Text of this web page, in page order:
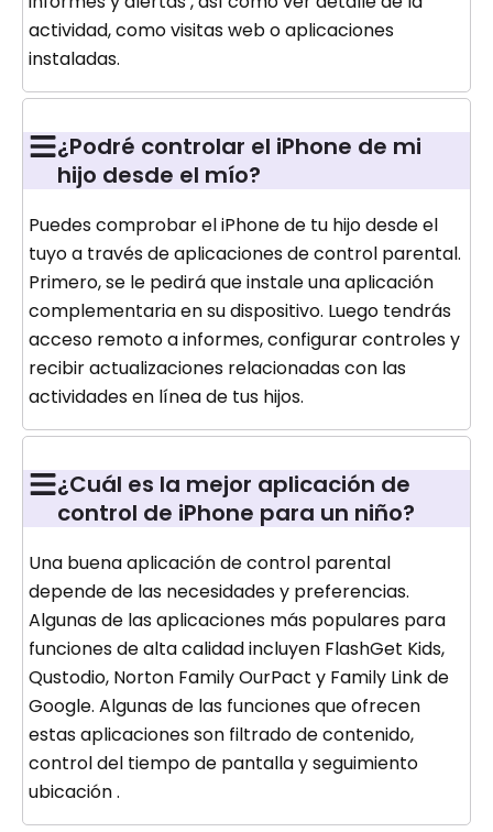
actividad, como visitas web o aplicaciones
instaladas.
¿Podré controlar el iPhone de mi
hijo desde el mío?
Puedes comprobar el iPhone de tu hijo desde el
tuyo a través de aplicaciones de control parental.
Primero, se le pedirá que instale una aplicación
complementaria en su dispositivo. Luego tendrás
acceso remoto a informes, configurar controles y
recibir actualizaciones relacionadas con las
actividades en línea de tus hijos.
¿Cuál es la mejor aplicación de
control de iPhone para un niño?
Una buena aplicación de control parental
depende de las necesidades y preferencias.
Algunas de las aplicaciones más populares para
funciones de alta calidad incluyen FlashGet Kids,
Qustodio, Norton Family OurPact y Family Link de
Google. Algunas de las funciones que ofrecen
estas aplicaciones son filtrado de contenido,
control del tiempo de pantalla y seguimiento
ubicación .